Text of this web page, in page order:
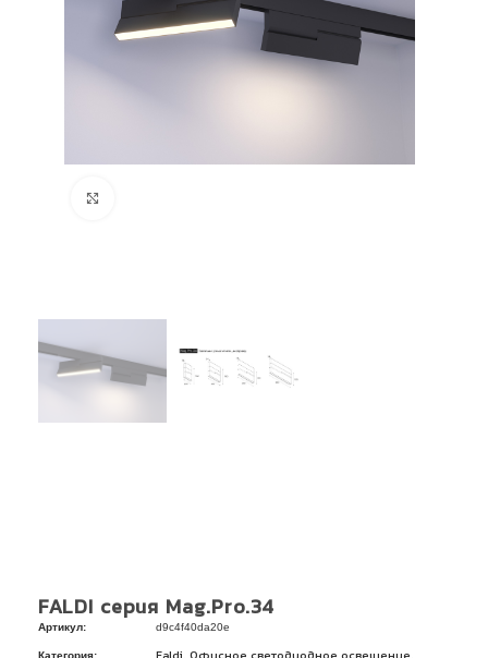
FALDI серия Mag.Pro.34
Артикул: d9c4f40da20e
Категория: